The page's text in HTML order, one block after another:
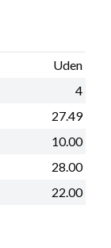
Uden
4
27.49
10.00
28.00
22.00